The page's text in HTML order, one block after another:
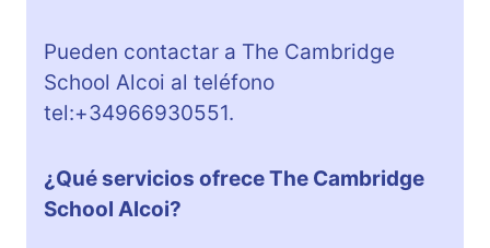
Pueden contactar a The Cambridge
School Alcoi al teléfono
tel:+34966930551.
¿Qué servicios ofrece The Cambridge
School Alcoi?